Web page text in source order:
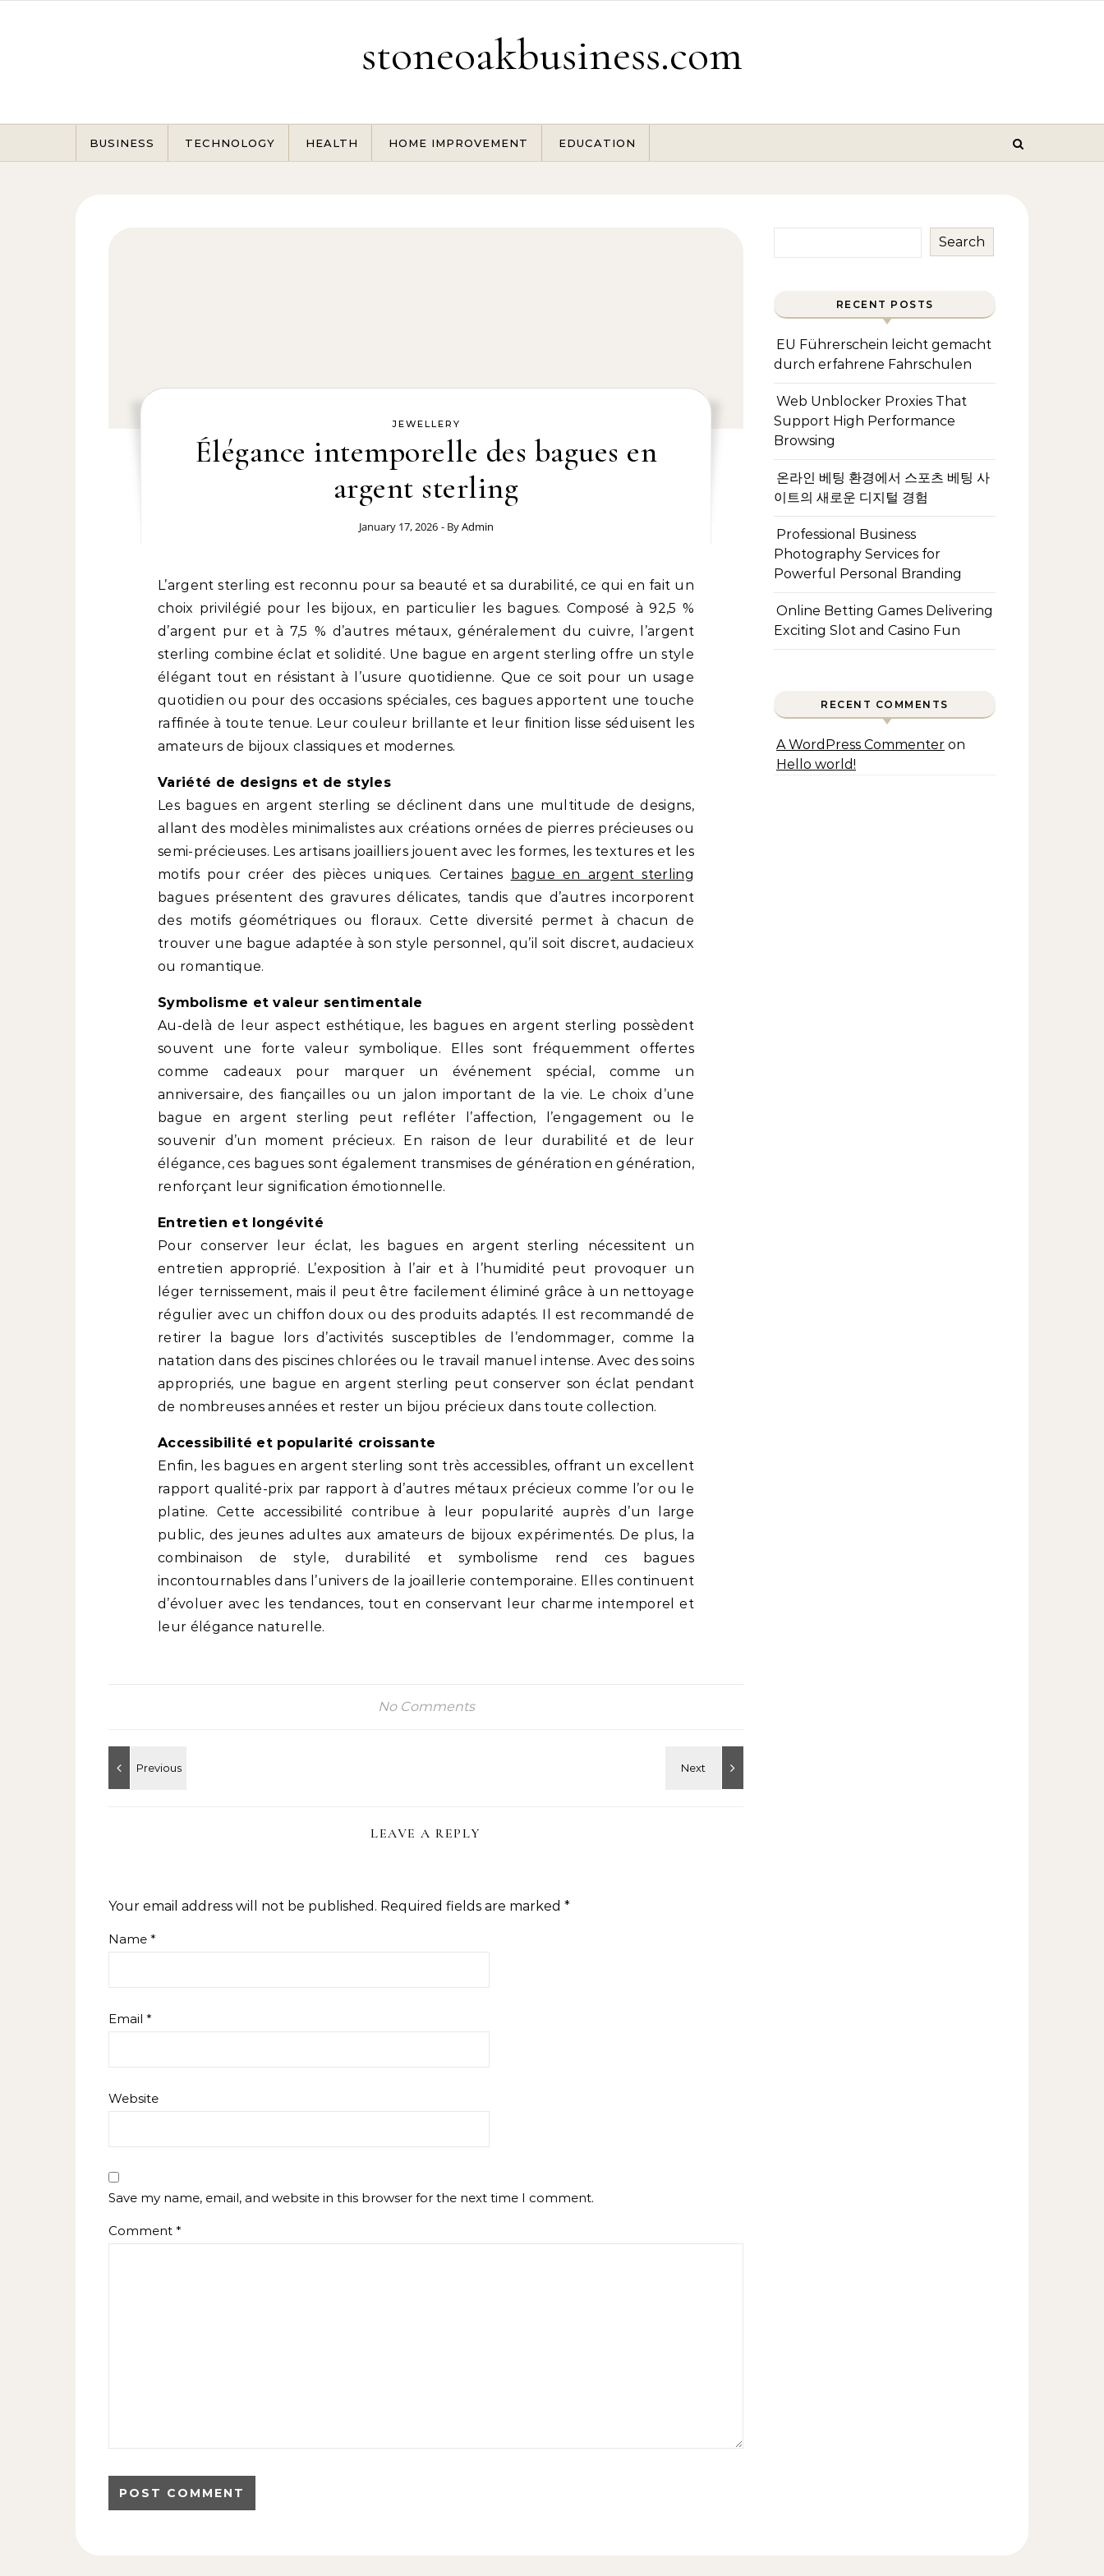
stoneoakbusiness.com
BUSINESS TECHNOLOGY HEALTH HOME IMPROVEMENT EDUCATION
JEWELLERY
Élégance intemporelle des bagues en
argent sterling
January 17, 2026 - ByAdmin
L’argent sterling est reconnu pour sa beauté et sa durabilité, ce qui en fait un
choix privilégié pour les bijoux, en particulier les bagues. Composé à 92,5 %
d’argent pur et à 7,5 % d’autres métaux, généralement du cuivre, l’argent
sterling combine éclat et solidité. Une bague en argent sterling offre un style
élégant tout en résistant à l’usure quotidienne. Que ce soit pour un usage
quotidien ou pour des occasions spéciales, ces bagues apportent une touche
raffinée à toute tenue. Leur couleur brillante et leur finition lisse séduisent les
amateurs de bijoux classiques et modernes.
Variété de designs et de styles
Les bagues en argent sterling se déclinent dans une multitude de designs,
allant des modèles minimalistes aux créations ornées de pierres précieuses ou
semi-précieuses. Les artisans joailliers jouent avec les formes, les textures et les
motifs pour créer des pièces uniques. Certaines
bague en argent sterling
bagues présentent des gravures délicates, tandis que d’autres incorporent
des motifs géométriques ou floraux. Cette diversité permet à chacun de
trouver une bague adaptée à son style personnel, qu’il soit discret, audacieux
ou romantique.
Symbolisme et valeur sentimentale
Au-delà de leur aspect esthétique, les bagues en argent sterling possèdent
souvent une forte valeur symbolique. Elles sont fréquemment offertes
comme cadeaux pour marquer un événement spécial, comme un
anniversaire, des fiançailles ou un jalon important de la vie. Le choix d’une
bague en argent sterling peut refléter l’affection, l’engagement ou le
souvenir d’un moment précieux. En raison de leur durabilité et de leur
élégance, ces bagues sont également transmises de génération en génération,
renforçant leur signification émotionnelle.
Entretien et longévité
Pour conserver leur éclat, les bagues en argent sterling nécessitent un
entretien approprié. L’exposition à l’air et à l’humidité peut provoquer un
léger ternissement, mais il peut être facilement éliminé grâce à un nettoyage
régulier avec un chiffon doux ou des produits adaptés. Il est recommandé de
retirer la bague lors d’activités susceptibles de l’endommager, comme la
natation dans des piscines chlorées ou le travail manuel intense. Avec des soins
appropriés, une bague en argent sterling peut conserver son éclat pendant
de nombreuses années et rester un bijou précieux dans toute collection.
Accessibilité et popularité croissante
Enfin, les bagues en argent sterling sont très accessibles, offrant un excellent
rapport qualité-prix par rapport à d’autres métaux précieux comme l’or ou le
platine. Cette accessibilité contribue à leur popularité auprès d’un large
public, des jeunes adultes aux amateurs de bijoux expérimentés. De plus, la
combinaison de style, durabilité et symbolisme rend ces bagues
incontournables dans l’univers de la joaillerie contemporaine. Elles continuent
d’évoluer avec les tendances, tout en conservant leur charme intemporel et
leur élégance naturelle.
No Comments
LEAVE A REPLY
Your email address will not be published. Required fields are marked *
Name *
Email *
Website
Save my name, email, and website in this browser for the next time I comment.
Comment *
Search
RECENT POSTS
EU Führerschein leicht gemacht
durch erfahrene Fahrschulen
Web Unblocker Proxies That
Support High Performance
Browsing
온라인 베팅 환경에서 스포츠 베팅 사
이트의 새로운 디지털 경험
Professional Business
Photography Services for
Powerful Personal Branding
Online Betting Games Delivering
Exciting Slot and Casino Fun
RECENT COMMENTS
A WordPress Commenter on
Hello world!